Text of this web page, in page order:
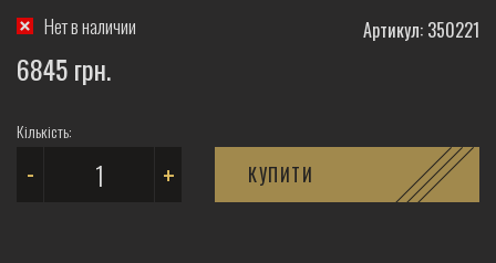
Нет в наличии Артикул: 350221
6845 грн.
Кількість:
- + КУПИТИ